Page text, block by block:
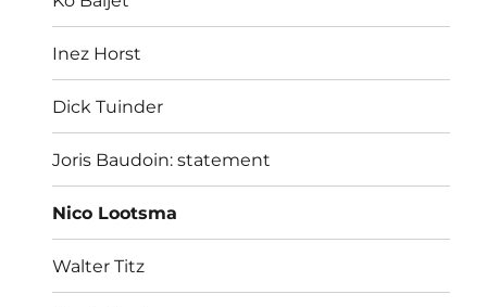
Inez Horst
Dick Tuinder
Joris Baudoin: statement
Nico Lootsma
Walter Titz